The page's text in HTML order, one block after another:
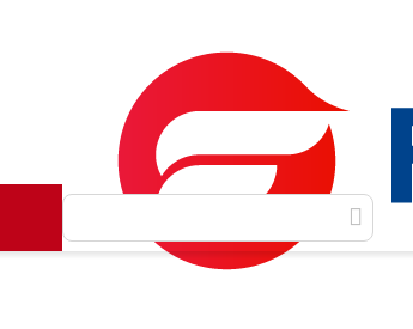
Масляные духи